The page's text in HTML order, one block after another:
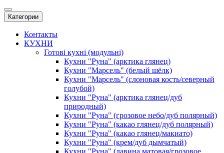
Категории
Контакты
КУХНИ
Готові кухні (модульні)
Кухни "Руна" (арктика глянец)
Кухни "Марсель" (белый шёлк)
Кухни "Марсель" (слоновая кость/северный
голубой)
Кухни "Руна" (арктика глянец/дуб
природный)
Кухни "Руна" (грозовое небо/дуб полярный)
Кухни "Руна" (какао глянец/дуб полярный)
Кухни "Руна" (какао глянец/макиато)
Кухни "Руна" (крем/дуб дымчатый)
Кухни "Руна" (лавина матовая/грозовое